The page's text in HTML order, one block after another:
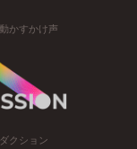
かすかけ声
クション